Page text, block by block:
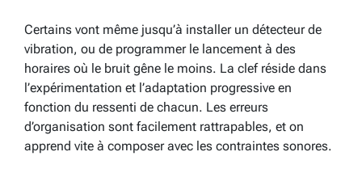
Certains vont même jusqu’à installer un détecteur de
vibration, ou de programmer le lancement à des
horaires où le bruit gêne le moins. La clef réside dans
l’expérimentation et l’adaptation progressive en
fonction du ressenti de chacun. Les erreurs
d’organisation sont facilement rattrapables, et on
apprend vite à composer avec les contraintes sonores.